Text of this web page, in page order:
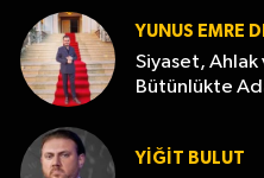
YUNUS EMRE
Siyaset, Ahlak
Bütünlükte
YİĞİT BULUT